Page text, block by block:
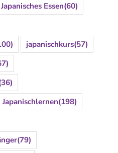
Japanisches Essen(60)
japanischkurs(57)
Japanischlernen(198)
(79)